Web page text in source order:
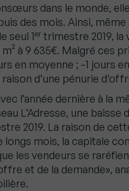
dans le monde,
des mois. Ainsi,
seul 1er trimestre 2019, la
à 9 635€. Malgré ces
en moyenne ; -1 jours
d’une pénurie
l’année dernière à la
L’Adresse, une
2019. La raison de
mois, la capitale
les vendeurs se
et de la demande»,